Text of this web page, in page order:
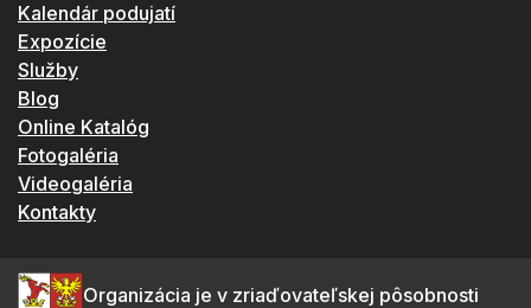
Kalendár podujatí
Expozície
Služby
Blog
Online Katalóg
Fotogaléria
Videogaléria
Kontakty
Organizácia je v zriaďovateľskej pôsobnosti